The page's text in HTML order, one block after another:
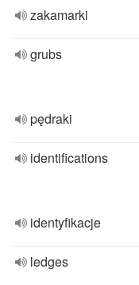
zakamarki
grubs
pędraki
identifications
identyfikacje
ledges